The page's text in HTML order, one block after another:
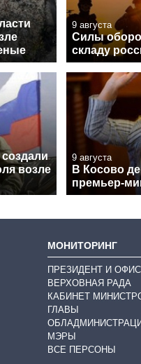
9 августа
Силы
складу
создали
возле
9 августа
В Косово
премьер-
МОНИТОРИНГ
ПРЕЗИДЕНТ И ОФИС
ВЕРХОВНАЯ РАДА
КАБИНЕТ
ГЛАВЫ
МЭРЫ
ВСЕ ПЕРСОНЫ